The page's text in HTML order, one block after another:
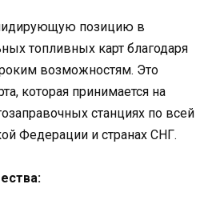
позицию в
топливных карт благодаря
возможностям. Это
которая принимается на
станциях по всей
Федерации и странах СНГ.